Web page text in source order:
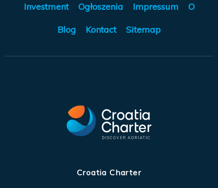
Investment Ogłoszenia Impressum O
Blog Kontact Sitemap
Croatia Charter